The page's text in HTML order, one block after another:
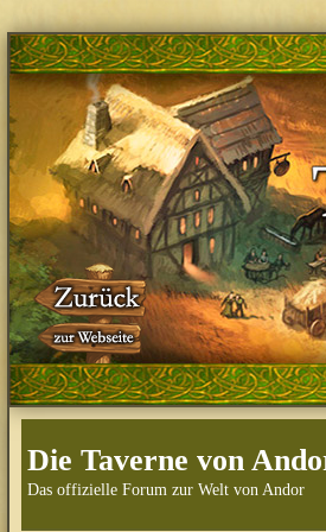
Die Taverne von
Das offizielle Forum zur Welt von Andor